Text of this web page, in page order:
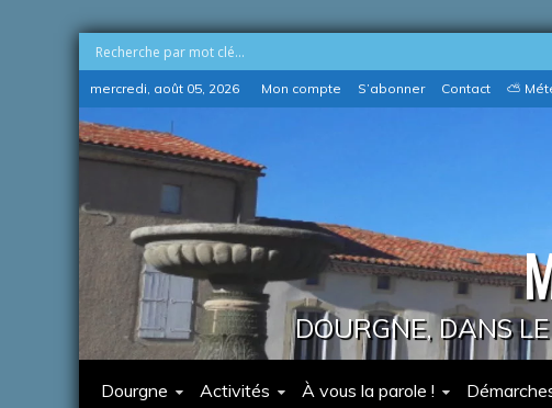
Skip
to
content
mercredi, août 05, 2026 Mon compte S’abonner Contact ⛅
DOURGNE, DANS
Dourgne Activités À vous la parole !